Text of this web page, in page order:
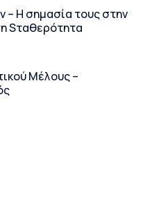
– Η σημασία τους στην
Sταθερότητα
Μέλους –